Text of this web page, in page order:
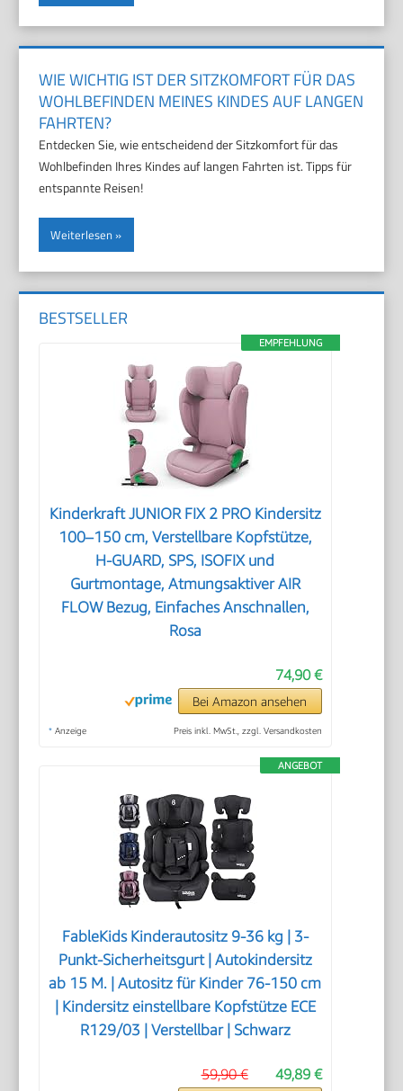
WIE WICHTIG IST DER SITZKOMFORT FÜR DAS
WOHLBEFINDEN MEINES KINDES AUF LANGEN
FAHRTEN?
Entdecken Sie, wie entscheidend der Sitzkomfort für das
Wohlbefinden Ihres Kindes auf langen Fahrten ist. Tipps für
entspannte Reisen!
Weiterlesen
BESTSELLER
EMPFEHLUNG
Kinderkraft JUNIOR FIX 2 PRO Kindersitz
100–150 cm, Verstellbare Kopfstütze,
H-GUARD, SPS, ISOFIX und
Gurtmontage, Atmungsaktiver AIR
FLOW Bezug, Einfaches Anschnallen,
Rosa
74,90 €
Bei Amazon ansehen
* Anzeige Preis inkl. MwSt., zzgl. Versandkosten
ANGEBOT
FableKids Kinderautositz 9-36 kg | 3-
Punkt-Sicherheitsgurt | Autokindersitz
ab 15 M. | Autositz für Kinder 76-150 cm
| Kindersitz einstellbare Kopfstütze ECE
R129/03 | Verstellbar | Schwarz
49,89 €
59,90 €